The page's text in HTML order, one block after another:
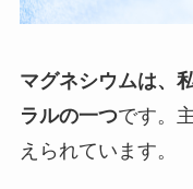
マグネシウムは、
ラルの一つです。
えられています。